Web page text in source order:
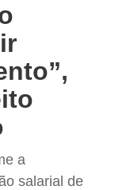
a
salarial de